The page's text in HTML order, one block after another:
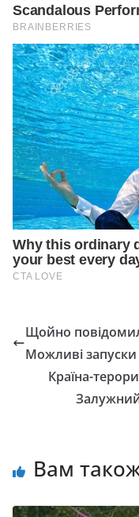
Щойно
Можливі
Країна-
Залужний
Вам